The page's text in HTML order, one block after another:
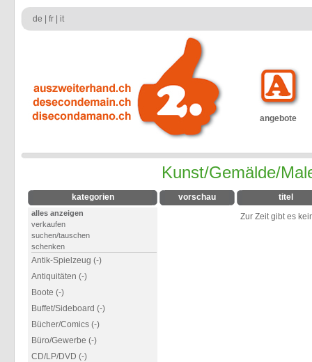
de fr it
angebote
Kunst/Gemälde/
kategorien
alles anzeigen
verkaufen
suchen/tauschen
schenken
Antik-Spielzeug (-)
Antiquitäten (-)
Boote (-)
Buffet/Sideboard (-)
Bücher/Comics (-)
Büro/Gewerbe (-)
CD/LP/DVD (-)
vorschau
titel
Zur Zeit gibt es